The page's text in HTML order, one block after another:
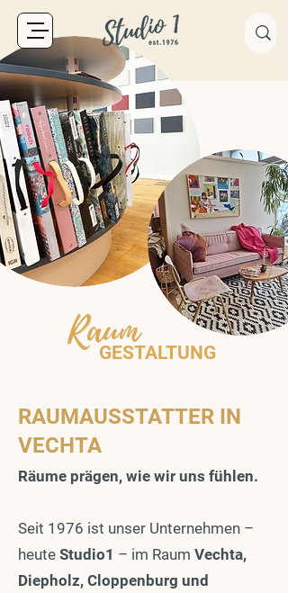
GESTALTUNG
Raum
RAUMAUSSTATTER IN
VECHTA
Räume prägen, wie wir uns fühlen.
Seit 1976 ist unser Unternehmen –
heute Studio1 – im Raum Vechta,
Diepholz, Cloppenburg und